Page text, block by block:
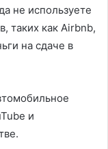
не используете
таких как Airbnb,
на сдаче в
и